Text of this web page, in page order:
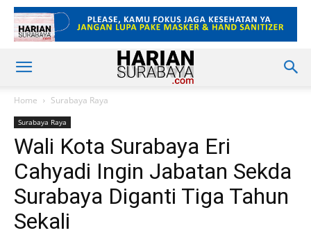
Home Surabaya Raya
Surabaya Raya
Wali Kota Surabaya Eri
Cahyadi Ingin Jabatan Sekda
Surabaya Diganti Tiga Tahun
Sekali